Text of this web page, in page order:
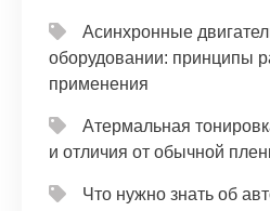
Асинхронные
оборудовании: принципы
применения
Атермальная
и отличия от обычной
Что нужно знать об